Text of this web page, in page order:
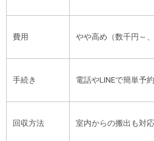
費用 やや高め（数千円～
手続き 電話やLINEで簡単予
回収方法 室内からの搬出も対